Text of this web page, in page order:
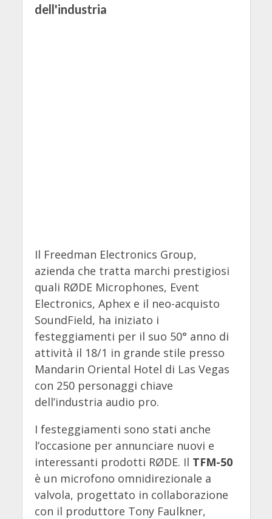
dell'industria
Il Freedman Electronics Group,
azienda che tratta marchi prestigiosi
quali RØDE Microphones, Event
Electronics, Aphex e il neo-acquisto
SoundField, ha iniziato i
festeggiamenti per il suo 50° anno di
attività il 18/1 in grande stile presso
Mandarin Oriental Hotel di Las Vegas
con 250 personaggi chiave
dell’industria audio pro.
I festeggiamenti sono stati anche
l’occasione per annunciare nuovi e
interessanti prodotti RØDE. Il TFM-50
è un microfono omnidirezionale a
valvola, progettato in collaborazione
con il produttore Tony Faulkner,